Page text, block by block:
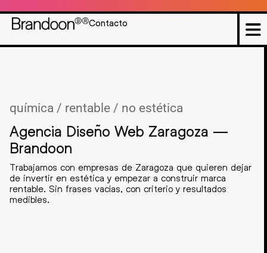
Contacto
química / rentable / no estética
Agencia Diseño Web Zaragoza —
Brandoon
Trabajamos con empresas de Zaragoza que quieren dejar
de invertir en estética y empezar a construir marca
rentable. Sin frases vacías, con criterio y resultados
medibles.